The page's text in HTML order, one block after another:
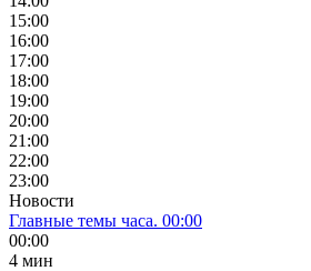
15:00
16:00
17:00
18:00
19:00
20:00
21:00
22:00
23:00
Новости
Главные темы часа. 00:00
00:00
4 мин